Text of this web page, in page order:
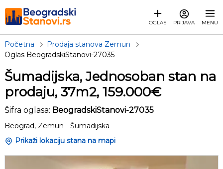
OGLAS PRIJAVA MENU
Početna
Prodaja stanova Zemun
Oglas BeogradskiStanovi-27035
Šumadijska, Jednosoban stan na
prodaju, 37m2, 159.000€
Šifra oglasa: BeogradskiStanovi-27035
Beograd, Zemun - Šumadijska
Prikaži lokaciju stana na mapi